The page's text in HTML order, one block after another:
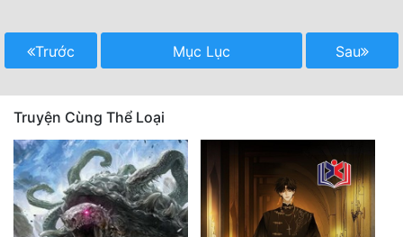
Trước Mục Lục Sau
Truyện Cùng Thể Loại